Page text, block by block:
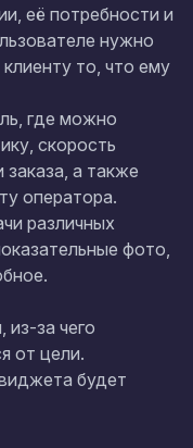
её потребности и
нужно
то, что ему
где можно
скорость
а также
оператора.
различных
фото,
за чего
от цели.
будет